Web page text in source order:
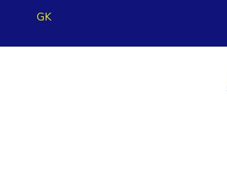
GK